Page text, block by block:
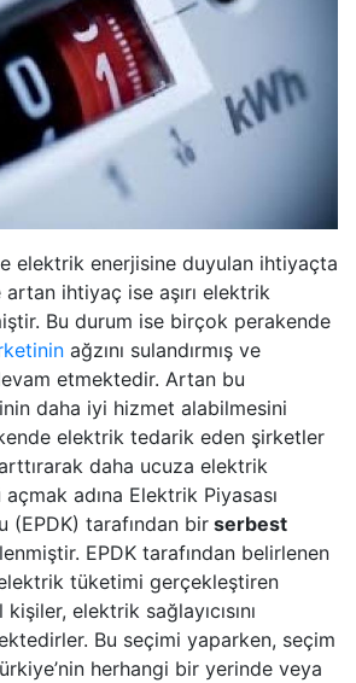
elektrik enerjisine duyulan ihtiyaçta
artan ihtiyaç ise aşırı elektrik
Bu durum ise birçok perakende
ağzını sulandırmış ve
etmektedir. Artan bu
daha iyi hizmet alabilmesini
elektrik tedarik eden şirketler
daha ucuza elektrik
açmak adına Elektrik Piyasası
(EPDK) tarafından bir serbest
EPDK tarafından belirlenen
tüketimi gerçekleştiren
elektrik sağlayıcısını
Bu seçimi yaparken, seçim
herhangi bir yerinde veya